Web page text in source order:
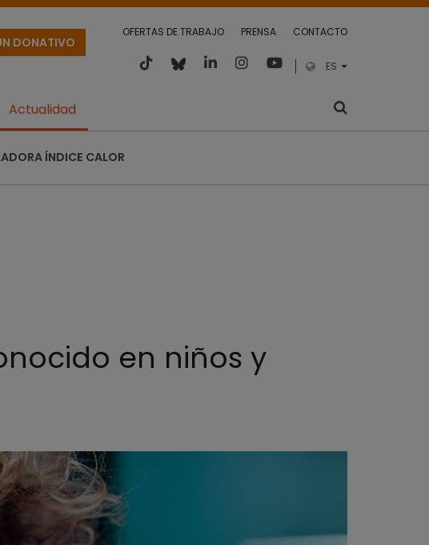
OFERTAS DE TRABAJO PRENSA CONTACTO
ES
DONATIVO
Actualidad
ÍNDICE CALOR
en niños y